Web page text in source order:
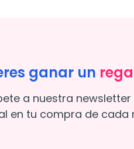
ganar un
a nuestra
en tu compra de cada